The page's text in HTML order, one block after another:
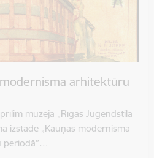
arhitektūru
muzejā „Rīgas Jūgendstila
izstāde „Kauņas modernisma
periodā”…